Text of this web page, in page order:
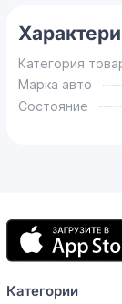
Категория
Марка авто
Состояние
Мобильное
приложение
Категории